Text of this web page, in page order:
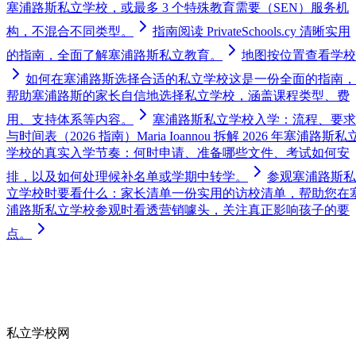
塞浦路斯私立学校，或最多 3 个特殊教育需要（SEN）服务机
构，不混合不同类型。
指南阅读 PrivateSchools.cy 清晰实用
的指南，全面了解塞浦路斯私立教育。
地图按位置查看学校
如何在塞浦路斯选择合适的私立学校这是一份全面的指南，
帮助塞浦路斯的家长自信地选择私立学校，涵盖课程类型、费
用、支持体系等内容。
塞浦路斯私立学校入学：流程、要求
与时间表（2026 指南） Maria Ioannou 拆解 2026 年塞浦路斯私
学校的真实入学节奏：何时申请、准备哪些文件、考试如何安
排，以及如何处理候补名单或学期中转学。
参观塞浦路斯私
立学校时要看什么：家长清单一份实用的访校清单，帮助您在
浦路斯私立学校参观时看透营销噱头，关注真正影响孩子的要
点。
私立学校网